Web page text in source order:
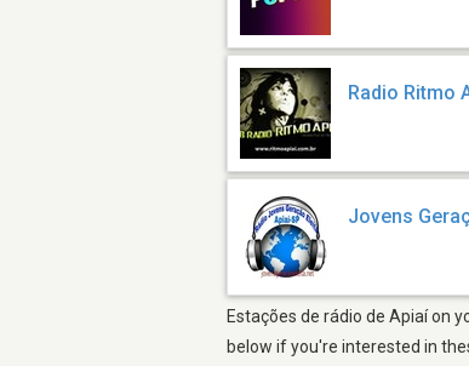
Radio Ritmo
Jovens
Estações de rádio de Apiaí on
below if you're interested in